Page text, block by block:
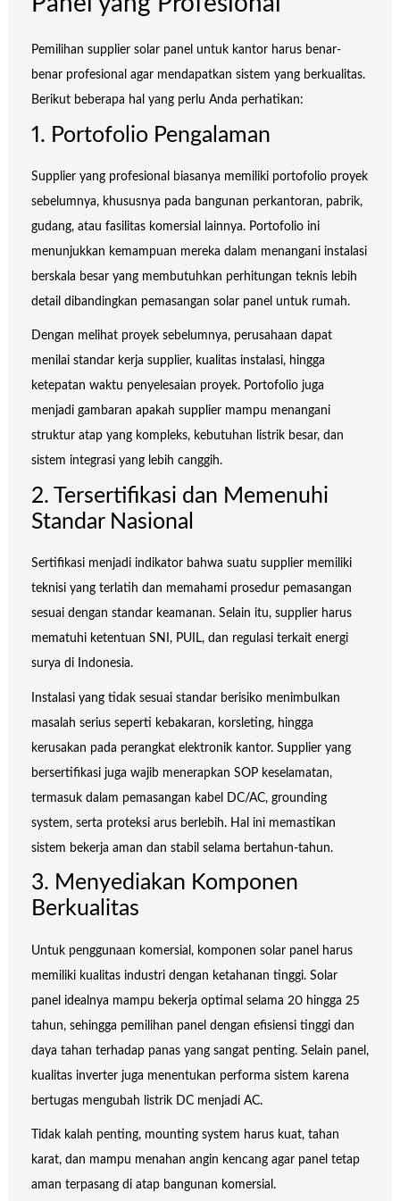
Pemilihan supplier solar panel untuk kantor harus benar-
benar profesional agar mendapatkan sistem yang berkualitas.
Berikut beberapa hal yang perlu Anda perhatikan:
1. Portofolio Pengalaman
Supplier yang profesional biasanya memiliki portofolio proyek
sebelumnya, khususnya pada bangunan perkantoran, pabrik,
gudang, atau fasilitas komersial lainnya. Portofolio ini
menunjukkan kemampuan mereka dalam menangani instalasi
berskala besar yang membutuhkan perhitungan teknis lebih
detail dibandingkan pemasangan solar panel untuk rumah.
Dengan melihat proyek sebelumnya, perusahaan dapat
menilai standar kerja supplier, kualitas instalasi, hingga
ketepatan waktu penyelesaian proyek. Portofolio juga
menjadi gambaran apakah supplier mampu menangani
struktur atap yang kompleks, kebutuhan listrik besar, dan
sistem integrasi yang lebih canggih.
2. Tersertifikasi dan Memenuhi
Standar Nasional
Sertifikasi menjadi indikator bahwa suatu supplier memiliki
teknisi yang terlatih dan memahami prosedur pemasangan
sesuai dengan standar keamanan. Selain itu, supplier harus
mematuhi ketentuan SNI, PUIL, dan regulasi terkait energi
surya di Indonesia.
Instalasi yang tidak sesuai standar berisiko menimbulkan
masalah serius seperti kebakaran, korsleting, hingga
kerusakan pada perangkat elektronik kantor. Supplier yang
bersertifikasi juga wajib menerapkan SOP keselamatan,
termasuk dalam pemasangan kabel DC/AC, grounding
system, serta proteksi arus berlebih. Hal ini memastikan
sistem bekerja aman dan stabil selama bertahun-tahun.
3. Menyediakan Komponen
Berkualitas
Untuk penggunaan komersial, komponen solar panel harus
memiliki kualitas industri dengan ketahanan tinggi. Solar
panel idealnya mampu bekerja optimal selama 20 hingga 25
tahun, sehingga pemilihan panel dengan efisiensi tinggi dan
daya tahan terhadap panas yang sangat penting. Selain panel,
kualitas inverter juga menentukan performa sistem karena
bertugas mengubah listrik DC menjadi AC.
Tidak kalah penting, mounting system harus kuat, tahan
karat, dan mampu menahan angin kencang agar panel tetap
aman terpasang di atap bangunan komersial.